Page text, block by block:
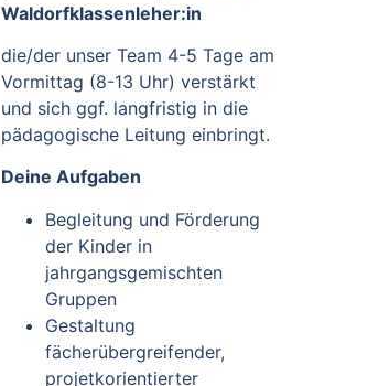
Waldorfklassenleher:in
die/der unser Team 4-5 Tage am
Vormittag (8-13 Uhr) verstärkt
und sich ggf. langfristig in die
pädagogische Leitung einbringt.
Deine Aufgaben
Begleitung und Förderung
der Kinder in
jahrgangsgemischten
Gruppen
Gestaltung
fächerübergreifender,
projetkorientierter